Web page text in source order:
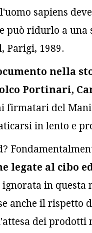
sapiens
può ridurlo a una
Parigi, 1989.
nella
Portinari,
firmatari del
in lento e
legate al cibo
ignorata in
anche il rispetto
dei prodotti